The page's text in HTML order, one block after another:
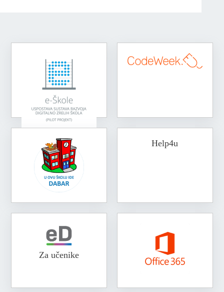
Help4u
Za učenike